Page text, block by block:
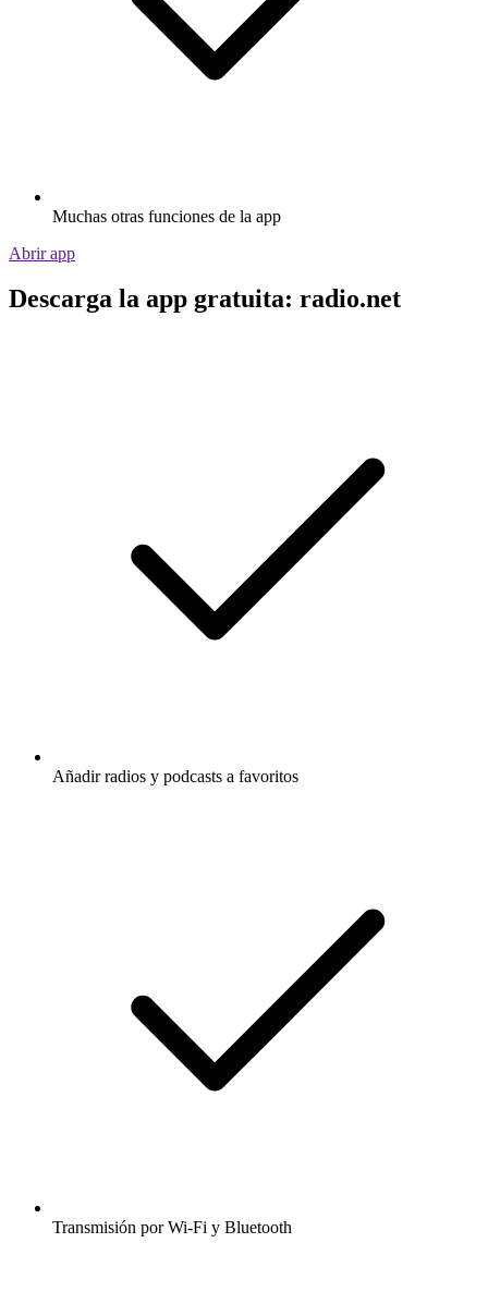
Muchas otras funciones de la app
Abrir app
Descarga la app gratuita: radio.net
Añadir radios y podcasts a favoritos
Transmisión por Wi-Fi y Bluetooth